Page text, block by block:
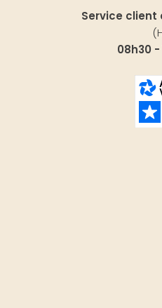
Service client
08h30 -